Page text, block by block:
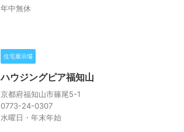
年中無休
住宅展示場
ハウジングピア福知山
京都府福知山市篠尾5-1
0773-24-0307
水曜日・年末年始